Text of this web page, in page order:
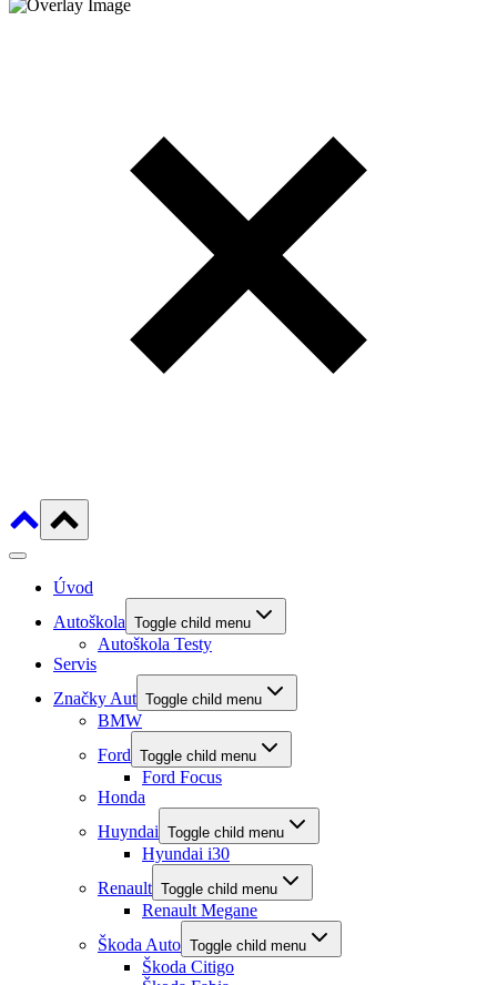
Úvod
Autoškola Toggle child menu
Autoškola Testy
Servis
Značky Aut Toggle child menu
BMW
Ford Toggle child menu
Ford Focus
Honda
Huyndai Toggle child menu
Hyundai i30
Renault Toggle child menu
Renault Megane
Škoda Auto Toggle child menu
Škoda Citigo